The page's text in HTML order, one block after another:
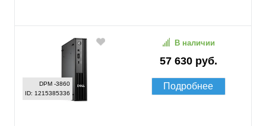
DPM -3860
ID: 1215385336
57 630 руб.
В наличии
Подробнее